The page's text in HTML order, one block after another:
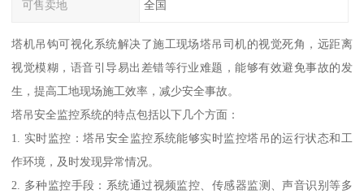
可售卖地 全国
塔机吊钩可视化系统解决了施工现场塔吊司机的视觉死角，远距离
视觉模糊，语音引导易出差错等行业难题，能够有效避免事故的发
生，提高工地现场施工效率，减少安全事故。
塔吊安全监控系统的特点包括以下几个方面：
1. 实时监控：塔吊安全监控系统能够实时监控塔吊的运行状态和工
作环境，及时发现异常情况。
2. 多种监控手段：系统通过视频监控、传感器监测、声音识别等多